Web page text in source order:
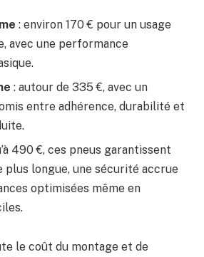
: environ 170 € pour un usage
avec une performance
: autour de 335 €, avec un
entre adhérence, durabilité et
490 €, ces pneus garantissent
plus longue, une sécurité accrue
optimisées même en
le coût du montage et de